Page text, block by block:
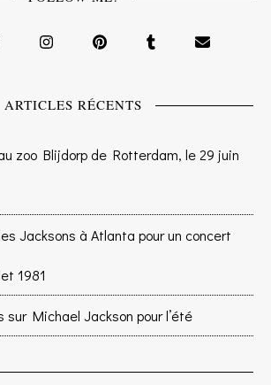
ARTICLES RÉCENTS
zoo Blijdorp de Rotterdam, le 29 juin
Jacksons à Atlanta pour un concert
1981
sur Michael Jackson pour l’été